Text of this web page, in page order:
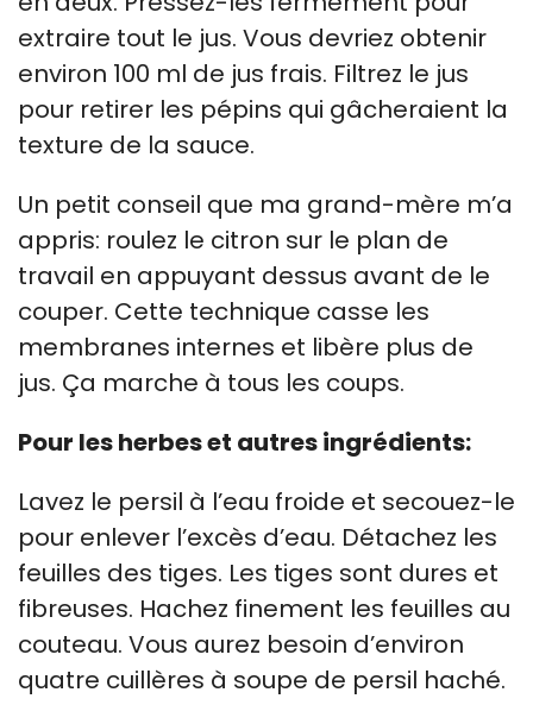
extraire tout le jus. Vous devriez obtenir
environ 100 ml de jus frais. Filtrez le jus
pour retirer les pépins qui gâcheraient la
texture de la sauce.
Un petit conseil que ma grand-mère m’a
appris: roulez le citron sur le plan de
travail en appuyant dessus avant de le
couper. Cette technique casse les
membranes internes et libère plus de
jus. Ça marche à tous les coups.
Pour les herbes et autres ingrédients:
Lavez le persil à l’eau froide et secouez-le
pour enlever l’excès d’eau. Détachez les
feuilles des tiges. Les tiges sont dures et
fibreuses. Hachez finement les feuilles au
couteau. Vous aurez besoin d’environ
quatre cuillères à soupe de persil haché.